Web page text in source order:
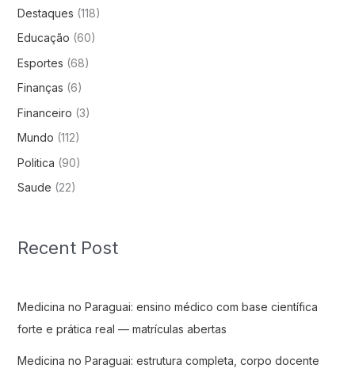
Destaques (118)
Educação (60)
Esportes (68)
Finanças (6)
Financeiro (3)
Mundo (112)
Politica (90)
Saude (22)
Recent Post
Medicina no Paraguai: ensino médico com base científica
forte e prática real — matrículas abertas
Medicina no Paraguai: estrutura completa, corpo docente